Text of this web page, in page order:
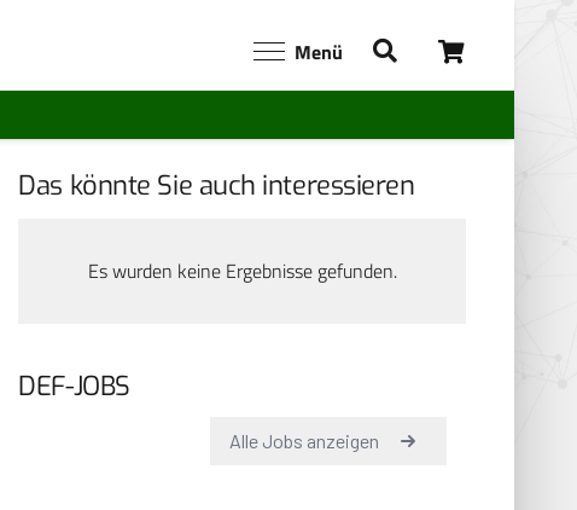
Menü
Das könnte Sie auch interessieren
Es wurden keine Ergebnisse gefunden.
DEF-JOBS